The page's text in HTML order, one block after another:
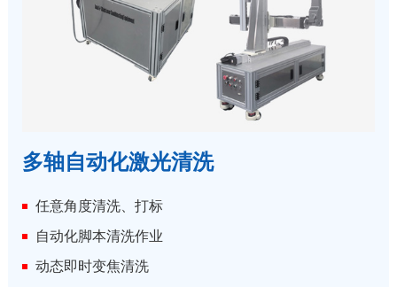
多轴自动化激光清洗
任意角度清洗、打标
自动化脚本清洗作业
动态即时变焦清洗